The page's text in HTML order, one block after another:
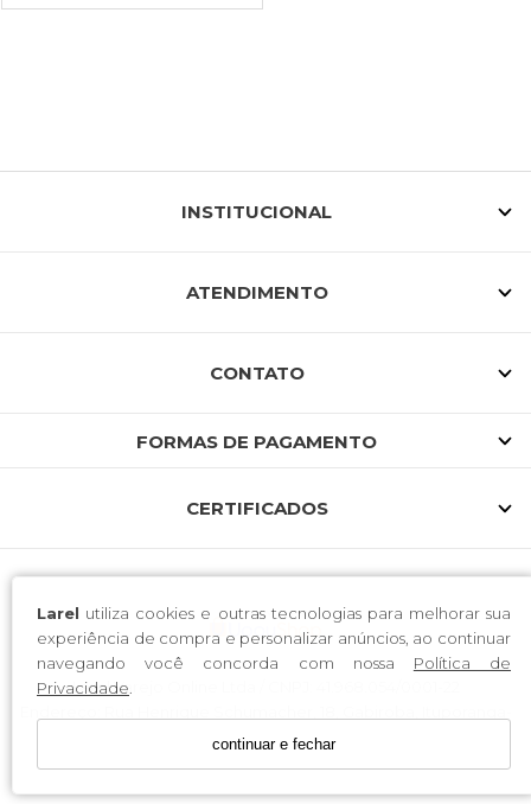
Larel utiliza cookies e outras tecnologias para melhorar sua
experiência de compra e personalizar anúncios, ao continuar
navegando você concorda com nossa Política de
Privacidade.
continuar e fechar
INSTITUCIONAL
ATENDIMENTO
CONTATO
FORMAS DE PAGAMENTO
CERTIFICADOS
Larel Varejo Online Ltda / CNPJ: 41.968.054/0001-22
SC, 88.400-000